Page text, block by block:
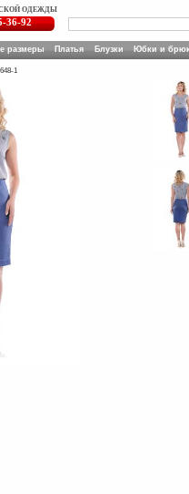
ОДЕЖДЫ
36-92
размеры Платья Блузки Юбки и
1